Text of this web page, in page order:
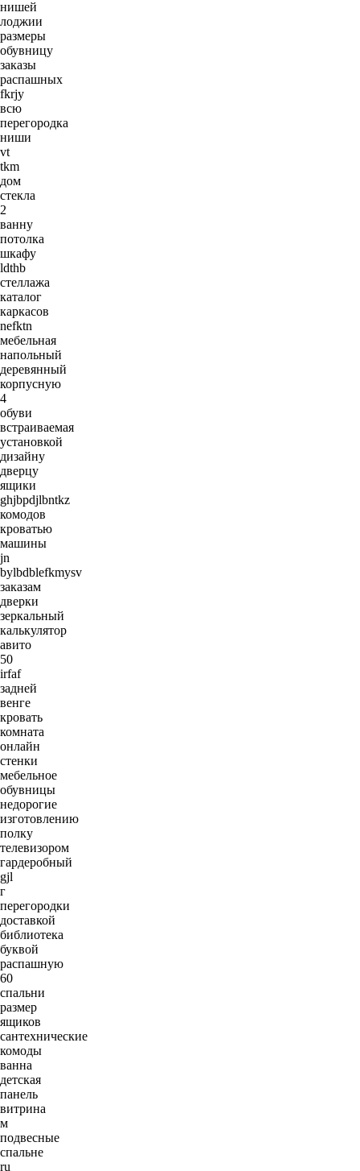
нишей
лоджии
размеры
обувницу
заказы
распашных
fkrjy
всю
перегородка
ниши
vt
tkm
дом
стекла
2
ванну
потолка
шкафу
ldthb
стеллажа
каталог
каркасов
nefktn
мебельная
напольный
деревянный
корпусную
4
обуви
встраиваемая
установкой
дизайну
дверцу
ящики
ghjbpdjlbntkz
комодов
кроватью
машины
jn
bylbdblefkmysv
заказам
дверки
зеркальный
калькулятор
авито
50
irfaf
задней
венге
кровать
комната
онлайн
стенки
мебельное
обувницы
недорогие
изготовлению
полку
телевизором
гардеробный
gjl
г
перегородки
доставкой
библиотека
буквой
распашную
60
спальни
размер
ящиков
сантехнические
комоды
ванна
детская
панель
витрина
м
подвесные
спальне
ru